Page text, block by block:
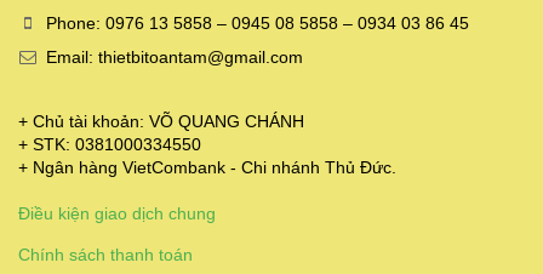
Phone: 0976 13 5858 – 0945 08 5858 – 0934 03 86 45
Email: thietbitoantam@gmail.com
+ Chủ tài khoản: VÕ QUANG CHÁNH
+ STK: 0381000334550
+ Ngân hàng VietCombank - Chi nhánh Thủ Đức.
Điều kiện giao dịch chung
Chính sách thanh toán